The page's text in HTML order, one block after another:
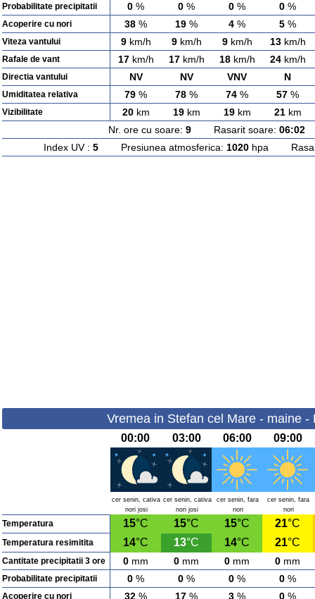
Probabilitate precipitatii 0 % 0 % 0 % 0 %
Acoperire cu nori 38 % 19 % 4 % 5 %
Viteza vantului 9km/h 9km/h 9km/h 13km/h
Rafale de vant 17km/h 17km/h 18km/h 24km/h
Directia vantului NV NV VNV N
Umiditatea relativa 79 % 78 % 74 % 57 %
Vizibilitate 20km 19km 19km 21km
Nr. ore cu soare: 9Rasarit soare: 06:02
Index UV : 5Presiunea atmosferica: 1020hpa
Vremea in Stefan cel Mare - maine -
00:00 03:00 06:00 09:00
cer senin, cativa
nori josi
cer senin, cativa
nori josi
cer senin, fara
nori
cer senin, fara
nori
Temperatura 15°C 15°C 15°C 21°C
Temperatura resimitita 14°C 13°C 14°C 21°C
Cantitate precipitatii 3 ore 0 mm 0 mm 0 mm 0 mm
Probabilitate precipitatii 0 % 0 % 0 % 0 %
Acoperire cu nori 32 % 17 % 3 % 0 %